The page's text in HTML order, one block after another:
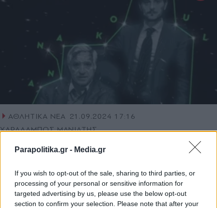
Parapolitika.gr - Media.gr
If you wish to opt-out of the sale, sharing to third parties, or
processing of your personal or sensitive information for
targeted advertising by us, please use the below opt-out
section to confirm your selection. Please note that after your
ΑΘΛΗΤΙΚΑ ΝΕΑ 21.09.2024 17:16
ΧΑΡΑΛΑΜΠΟΣ ΜΑΝΙΑΤΗΣ
Παναθηναϊκός AKTOR: Τα "πράσινα"
ουρανού - "Μαγικό" βίντεο!